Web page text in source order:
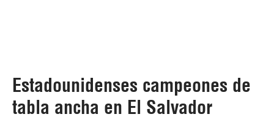
Estadounidenses campeones de
tabla ancha en El Salvador